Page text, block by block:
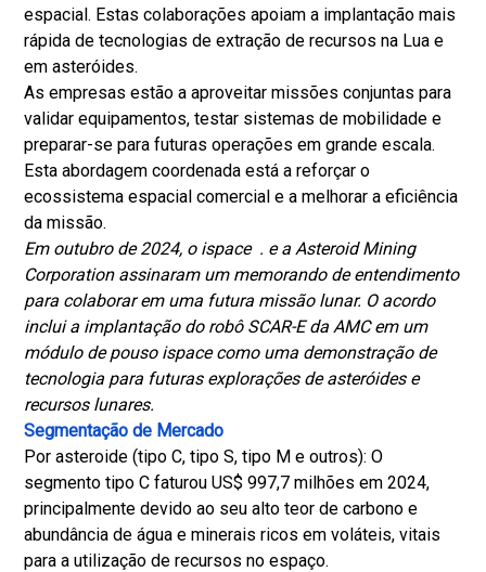
espacial. Estas colaborações apoiam a implantação mais
rápida de tecnologias de extração de recursos na Lua e
em asteróides.
As empresas estão a aproveitar missões conjuntas para
validar equipamentos, testar sistemas de mobilidade e
preparar-se para futuras operações em grande escala.
Esta abordagem coordenada está a reforçar o
ecossistema espacial comercial e a melhorar a eficiência
da missão.
Em outubro de 2024, o ispace . e a Asteroid Mining
Corporation assinaram um memorando de entendimento
para colaborar em uma futura missão lunar. O acordo
inclui a implantação do robô SCAR-E da AMC em um
módulo de pouso ispace como uma demonstração de
tecnologia para futuras explorações de asteróides e
recursos lunares.
Segmentação de Mercado
Por asteroide (tipo C, tipo S, tipo M e outros): O
segmento tipo C faturou US$ 997,7 milhões em 2024,
principalmente devido ao seu alto teor de carbono e
abundância de água e minerais ricos em voláteis, vitais
para a utilização de recursos no espaço.